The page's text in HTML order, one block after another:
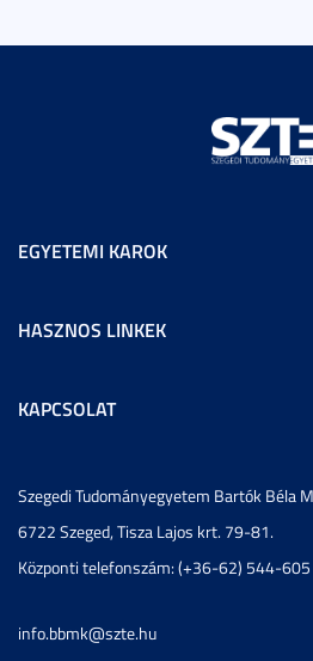
EGYETEMI KAROK
HASZNOS LINKEK
KAPCSOLAT
Szegedi Tudományegyetem Bartók Béla
6722 Szeged, Tisza Lajos krt. 79-81.
Központi telefonszám: (+36-62) 544-605
info.bbmk@szte.hu